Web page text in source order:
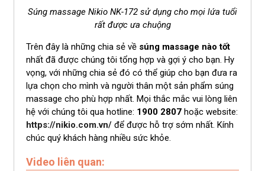
Súng massage Nikio NK-172 sử dụng cho mọi lứa tuổi
rất được ưa chuộng
Trên đây là những chia sẻ về súng massage nào tốt
nhất đã được chúng tôi tổng hợp và gợi ý cho bạn. Hy
vọng, với những chia sẻ đó có thể giúp cho bạn đưa ra
lựa chọn cho mình và người thân một sản phẩm súng
massage cho phù hợp nhất. Mọi thắc mắc vui lòng liên
hệ với chúng tôi qua hotline: 1900 2807 hoặc website:
https://nikio.com.vn/ để được hỗ trợ sớm nhất. Kính
chúc quý khách hàng nhiều sức khỏe.
Video liên quan: